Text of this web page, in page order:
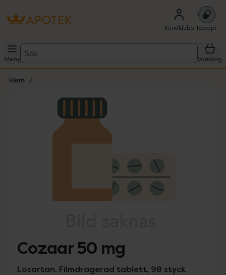
Kundklubb Recept
Meny
Sök
Varukorg
Hem
Lista: . Innehåller 1 objekt.
Cozaar 50 mg
Losartan, Filmdragerad tablett, 98 styck